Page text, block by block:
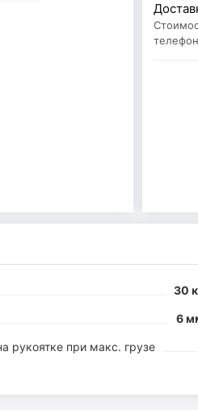
30
6
рукоятке при макс. грузе